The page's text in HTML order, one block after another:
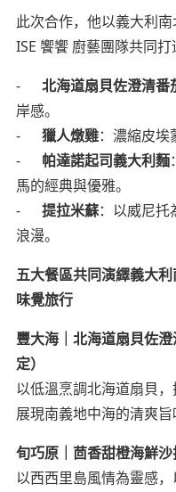
此次合作，他以義大利
ISE 饗饗 廚藝團隊共同打
- 北海道扇貝佐澄清番
岸感。
- 獵人燉雞：濃縮皮埃
- 帕達諾起司義大利麵
馬的經典與優雅。
- 提拉米蘇：以威尼托
浪漫。
五大餐區共同演繹義大
味覺旅行
豐大海｜北海道扇貝佐
定）
以低溫烹調北海道扇貝，
展現南義地中海的清爽旨
旬巧原｜茴香甜橙海鮮沙
以西西里島風情為靈感